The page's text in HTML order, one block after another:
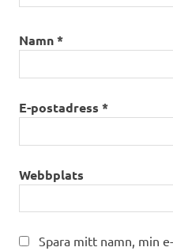
Namn*
E-postadress *
Webbplats
Spara mitt namn, min